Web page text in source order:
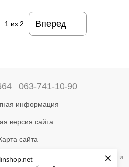
×
1из 2 Вперед
063-741-10-90
информация
версия сайта
сайта
туристического снаряжения и